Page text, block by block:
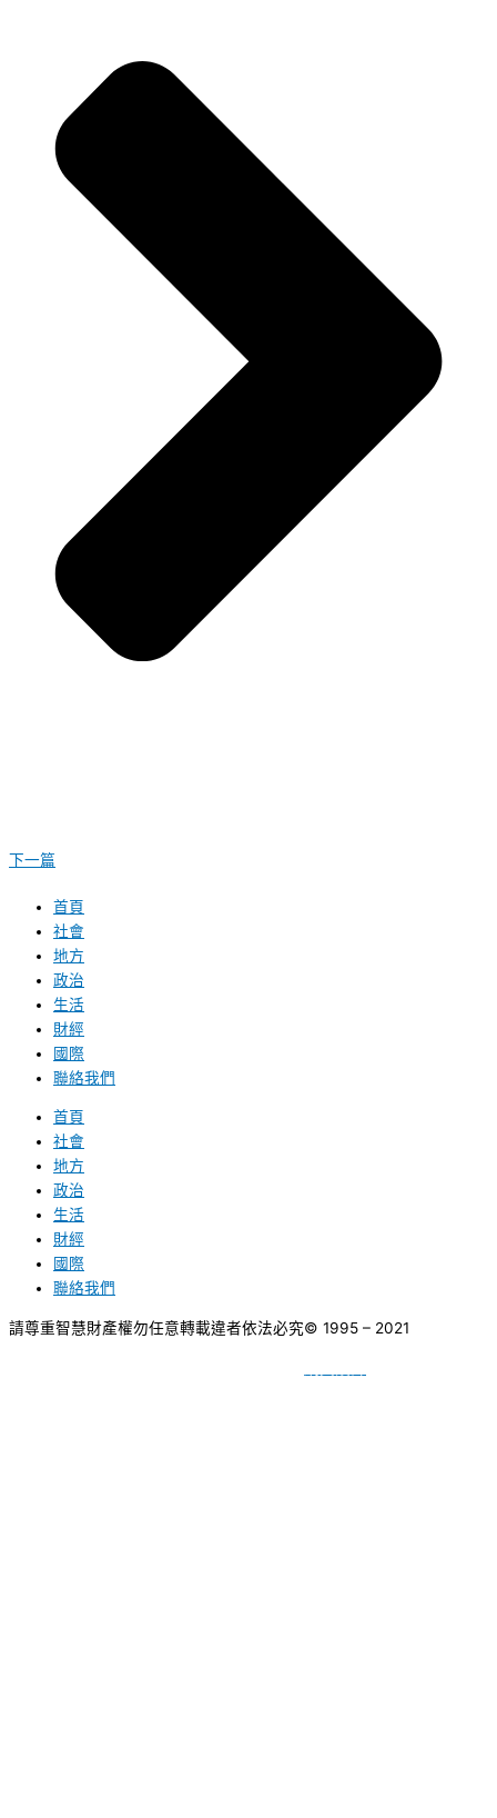
下一篇
首頁
社會
地方
政治
生活
財經
國際
聯絡我們
首頁
社會
地方
政治
生活
財經
國際
聯絡我們
請尊重智慧財產權勿任意轉載違者依法必究© 1995 – 2021